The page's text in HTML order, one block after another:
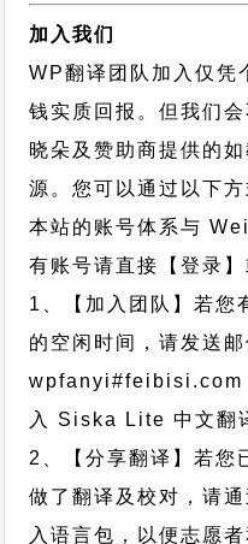
加入我们
WP翻译团队加入仅凭
钱实质回报。但我们
晓朵及赞助商提供的
源。您可以通过以下方
本站的账号体系与
有账号请直接【登录】
1、【加入团队】若您
的空闲时间，请发送邮
wpfanyi#feibisi.com
入 Siska Lite 中文翻
2、【分享翻译】若
做了翻译及校对，请
入语言包，以便志愿